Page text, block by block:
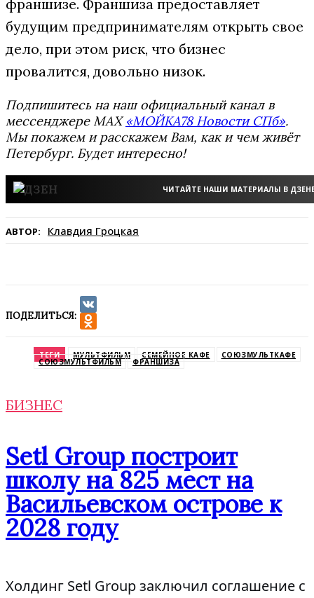
франшизе. Франшиза предоставляет
будущим предпринимателям открыть свое
дело, при этом риск, что бизнес
провалится, довольно низок.
Подпишитесь на наш официальный канал в
мессенджере MAX«МОЙКА78 Новости СПб».
Мы покажем и расскажем Вам, как и чем живёт
Петербург. Будет интересно!
ЧИТАЙТЕ НАШИ МАТЕРИАЛЫ В
АВТОР: Клавдия Гроцкая
ПОДЕЛИТЬСЯ:
VK
ТЕГИ МУЛЬТФИЛЬМ СЕМЕЙНОЕ КАФЕ СОЮЗМУЛЬТКАФЕ
СОЮЗМУЛЬТФИЛЬМ ФРАНШИЗА
БИЗНЕС
Setl Group построит
школу на 825 мест на
Васильевском острове к
2028 году
Холдинг Setl Group заключил соглашение с